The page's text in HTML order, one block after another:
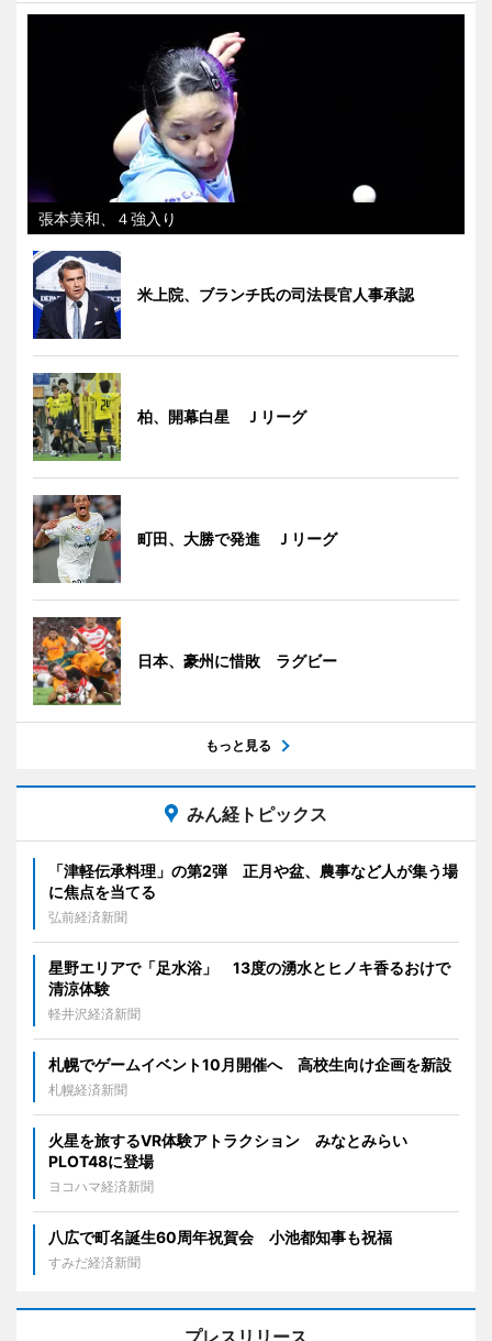
張本美和、４強入り
米上院、ブランチ氏の司法長官人事承認
柏、開幕白星 Ｊリーグ
町田、大勝で発進 Ｊリーグ
日本、豪州に惜敗 ラグビー
もっと見る
みん経トピックス
「津軽伝承料理」の第2弾 正月や盆、農事など人が集う場
に焦点を当てる
弘前経済新聞
星野エリアで「足水浴」 13度の湧水とヒノキ香るおけで
清涼体験
軽井沢経済新聞
札幌でゲームイベント10月開催へ 高校生向け企画を新設
札幌経済新聞
火星を旅するVR体験アトラクション みなとみらい
PLOT48に登場
ヨコハマ経済新聞
八広で町名誕生60周年祝賀会 小池都知事も祝福
すみだ経済新聞
プレスリリース